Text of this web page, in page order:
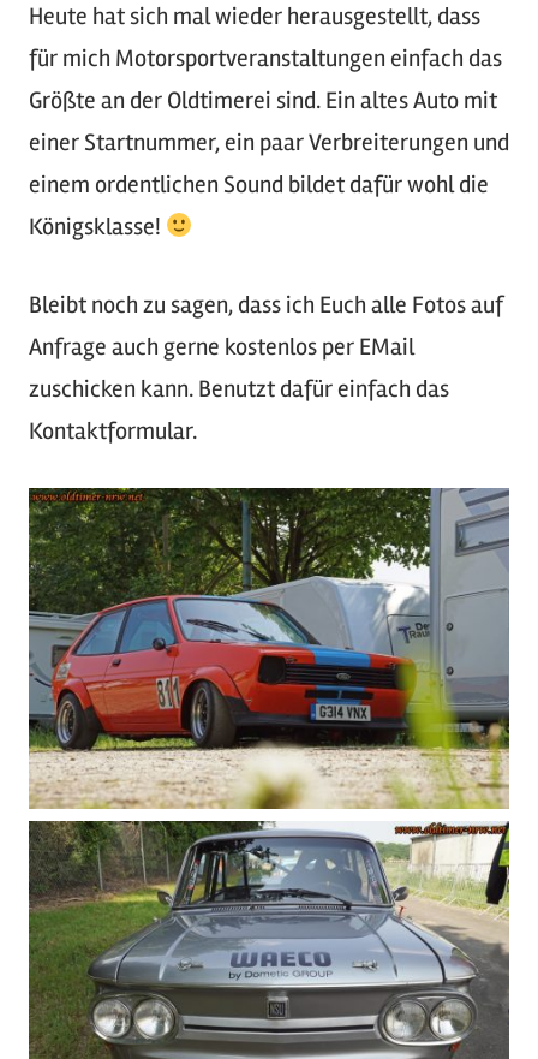
Heute hat sich mal wieder herausgestellt, dass
für mich Motorsportveranstaltungen einfach das
Größte an der Oldtimerei sind. Ein altes Auto mit
einer Startnummer, ein paar Verbreiterungen und
einem ordentlichen Sound bildet dafür wohl die
Königsklasse!
Bleibt noch zu sagen, dass ich Euch alle Fotos auf
Anfrage auch gerne kostenlos per EMail
zuschicken kann. Benutzt dafür einfach das
Kontaktformular.